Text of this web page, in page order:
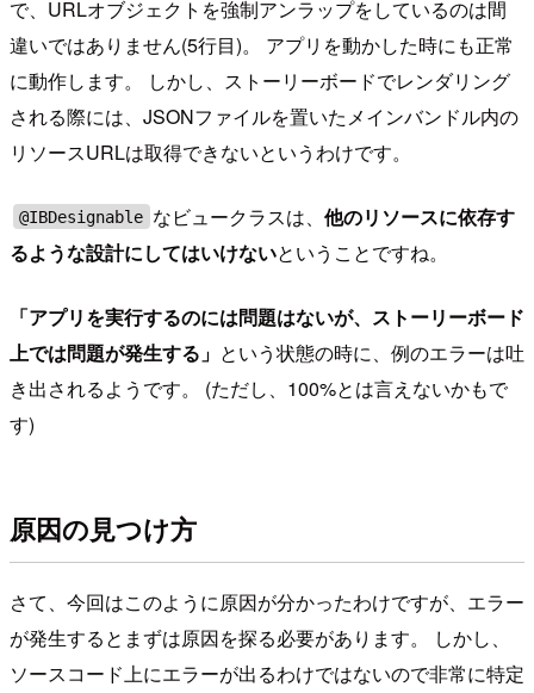
で、URLオブジェクトを強制アンラップをしているのは間
違いではありません(5行目)。 アプリを動かした時にも正常
に動作します。 しかし、ストーリーボードでレンダリング
される際には、JSONファイルを置いたメインバンドル内の
リソースURLは取得できないというわけです。
@IBDesignable なビュークラスは、他のリソースに依存す
るような設計にしてはいけないということですね。
「アプリを実行するのには問題はないが、ストーリーボード
上では問題が発生する」 という状態の時に、例のエラーは吐
き出されるようです。 (ただし、100%とは言えないかもで
す)
原因の見つけ方
さて、今回はこのように原因が分かったわけですが、エラー
が発生するとまずは原因を探る必要があります。 しかし、
ソースコード上にエラーが出るわけではないので非常に特定